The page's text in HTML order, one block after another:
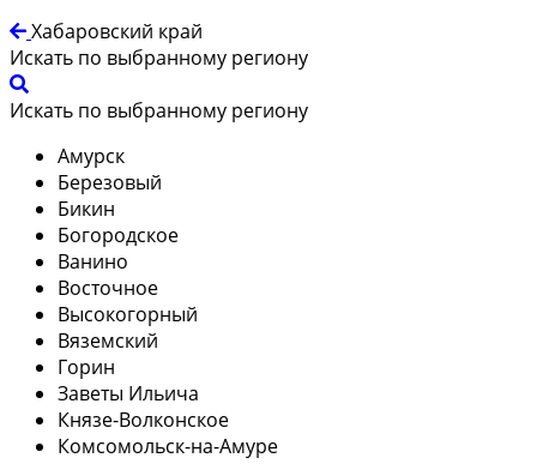
Хабаровский край
Искать по выбранному региону
Искать по выбранному региону
Амурск
Березовый
Бикин
Богородское
Ванино
Восточное
Высокогорный
Вяземский
Горин
Заветы Ильича
Князе-Волконское
Комсомольск-на-Амуре